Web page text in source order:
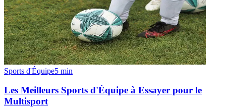
Sports d'Équipe5 min
Les Meilleurs Sports d'Équipe à Essayer pour le
Multisport